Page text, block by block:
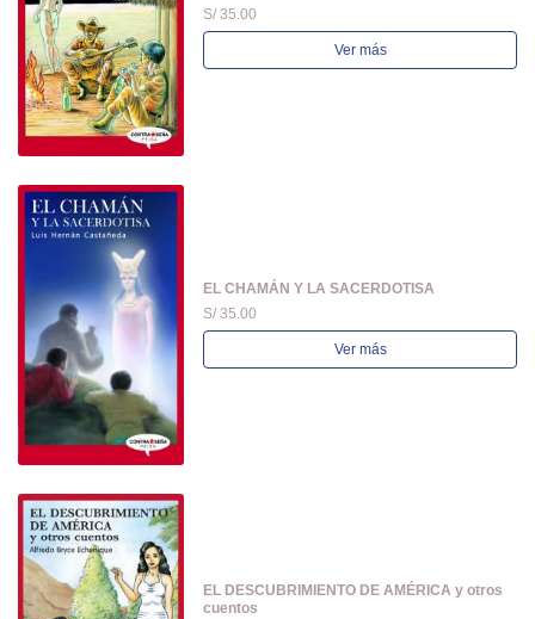
S/ 35.00
Ver más
EL CHAMÁN Y LA SACERDOTISA
S/ 35.00
Ver más
EL DESCUBRIMIENTO DE AMÉRICA y otros
cuentos